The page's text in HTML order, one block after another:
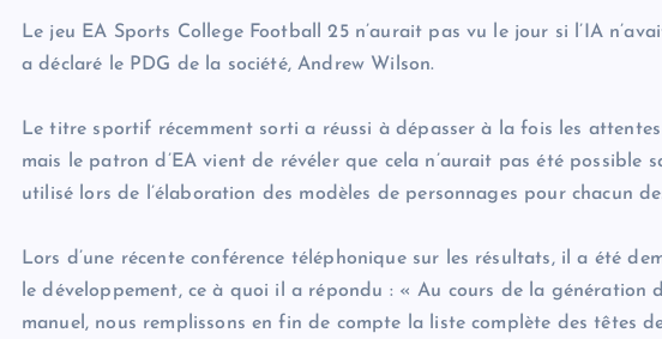
Le jeu EA Sports College Football 25 n’aurait pas vu le jour si l’IA
a déclaré le PDG de la société, Andrew Wilson.
Le titre sportif récemment sorti a réussi à dépasser à la fois les
mais le patron d’EA vient de révéler que cela n’aurait pas été possible
utilisé lors de l’élaboration des modèles de personnages pour chacun
Lors d’une récente conférence téléphonique sur les résultats, il a été
le développement, ce à quoi il a répondu : « Au cours de la génération
manuel, nous remplissons en fin de compte la liste complète des têtes